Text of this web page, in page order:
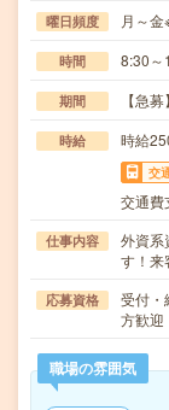
曜日頻度 月～金
時間 8:30～
期間 【急
時給 時給
交
交通費
仕事内容
外資系
す！来
応募資格
受付・
方歓迎
職場の雰囲気